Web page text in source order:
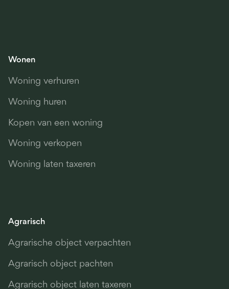
Wonen
Woning verhuren
Woning huren
Kopen van een woning
Woning verkopen
Woning laten taxeren
Agrarisch
Agrarische object verpachten
Agrarisch object pachten
Agrarisch object laten taxeren